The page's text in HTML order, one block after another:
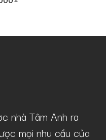
nhà Tâm Anh ra
mọi nhu cầu của